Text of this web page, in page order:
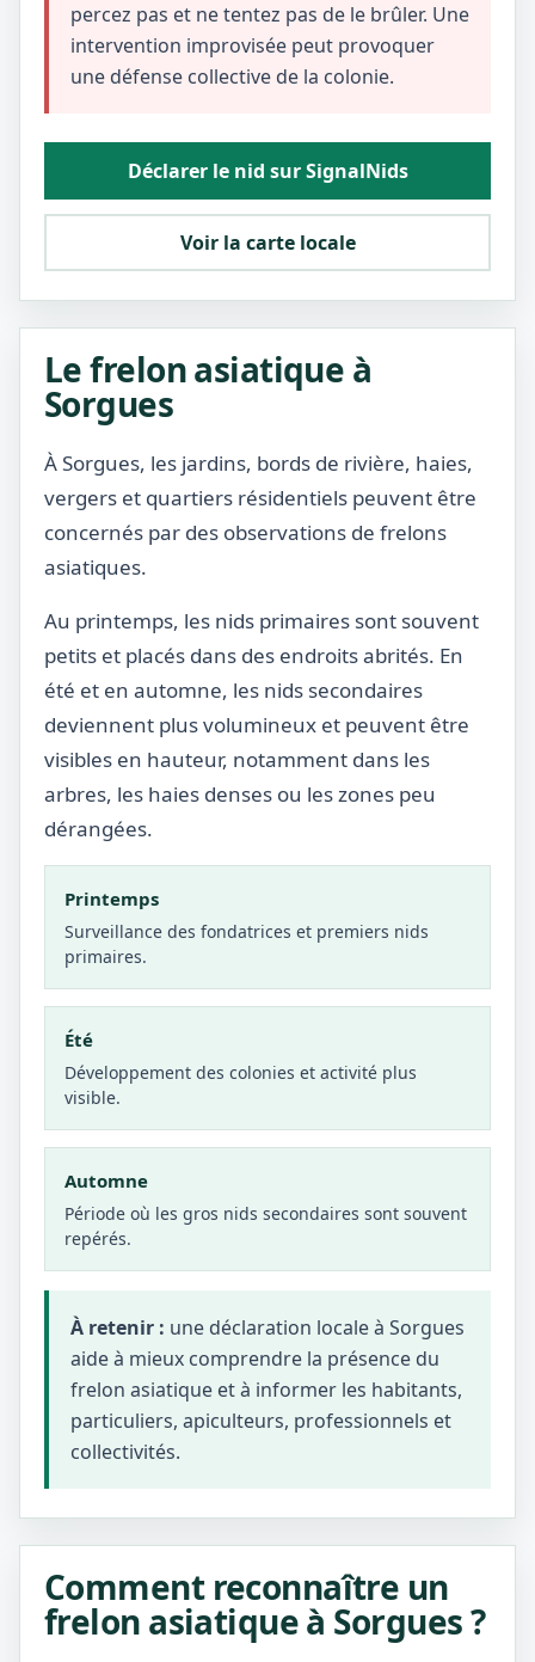
percez pas et ne tentez pas de le brûler. Une
intervention improvisée peut provoquer
une défense collective de la colonie.
Déclarer le nid sur SignalNids
Voir la carte locale
Le frelon asiatique à
Sorgues
À Sorgues, les jardins, bords de rivière, haies,
vergers et quartiers résidentiels peuvent être
concernés par des observations de frelons
asiatiques.
Au printemps, les nids primaires sont souvent
petits et placés dans des endroits abrités. En
été et en automne, les nids secondaires
deviennent plus volumineux et peuvent être
visibles en hauteur, notamment dans les
arbres, les haies denses ou les zones peu
dérangées.
Printemps
Surveillance des fondatrices et premiers nids
primaires.
Été
Développement des colonies et activité plus
visible.
Automne
Période où les gros nids secondaires sont souvent
repérés.
À retenir : une déclaration locale à Sorgues
aide à mieux comprendre la présence du
frelon asiatique et à informer les habitants,
particuliers, apiculteurs, professionnels et
collectivités.
Comment reconnaître un
frelon asiatique à Sorgues ?